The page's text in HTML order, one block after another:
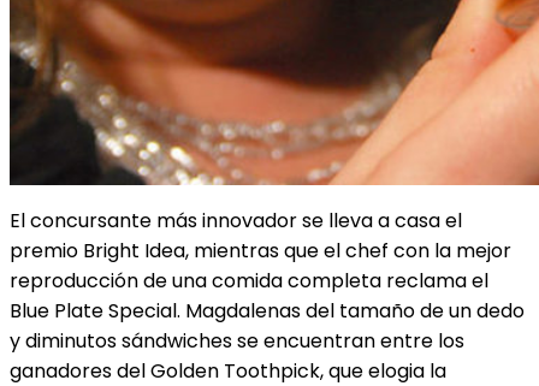
El concursante más innovador se lleva a casa el
premio Bright Idea, mientras que el chef con la mejor
reproducción de una comida completa reclama el
Blue Plate Special. Magdalenas del tamaño de un dedo
y diminutos sándwiches se encuentran entre los
ganadores del Golden Toothpick, que elogia la